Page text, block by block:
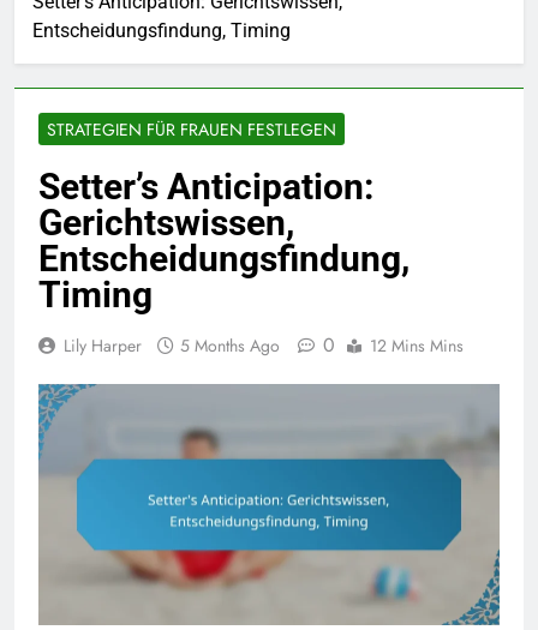
Entscheidungsfindung, Timing
STRATEGIEN FÜR FRAUEN FESTLEGEN
Setter’s Anticipation:
Gerichtswissen,
Entscheidungsfindung,
Timing
Lily Harper 5 Months Ago 0 12 Mins Mins